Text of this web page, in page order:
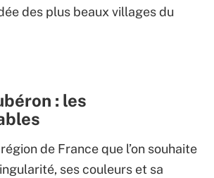
des plus beaux villages du
: les
de France que l’on souhaite
ses couleurs et sa